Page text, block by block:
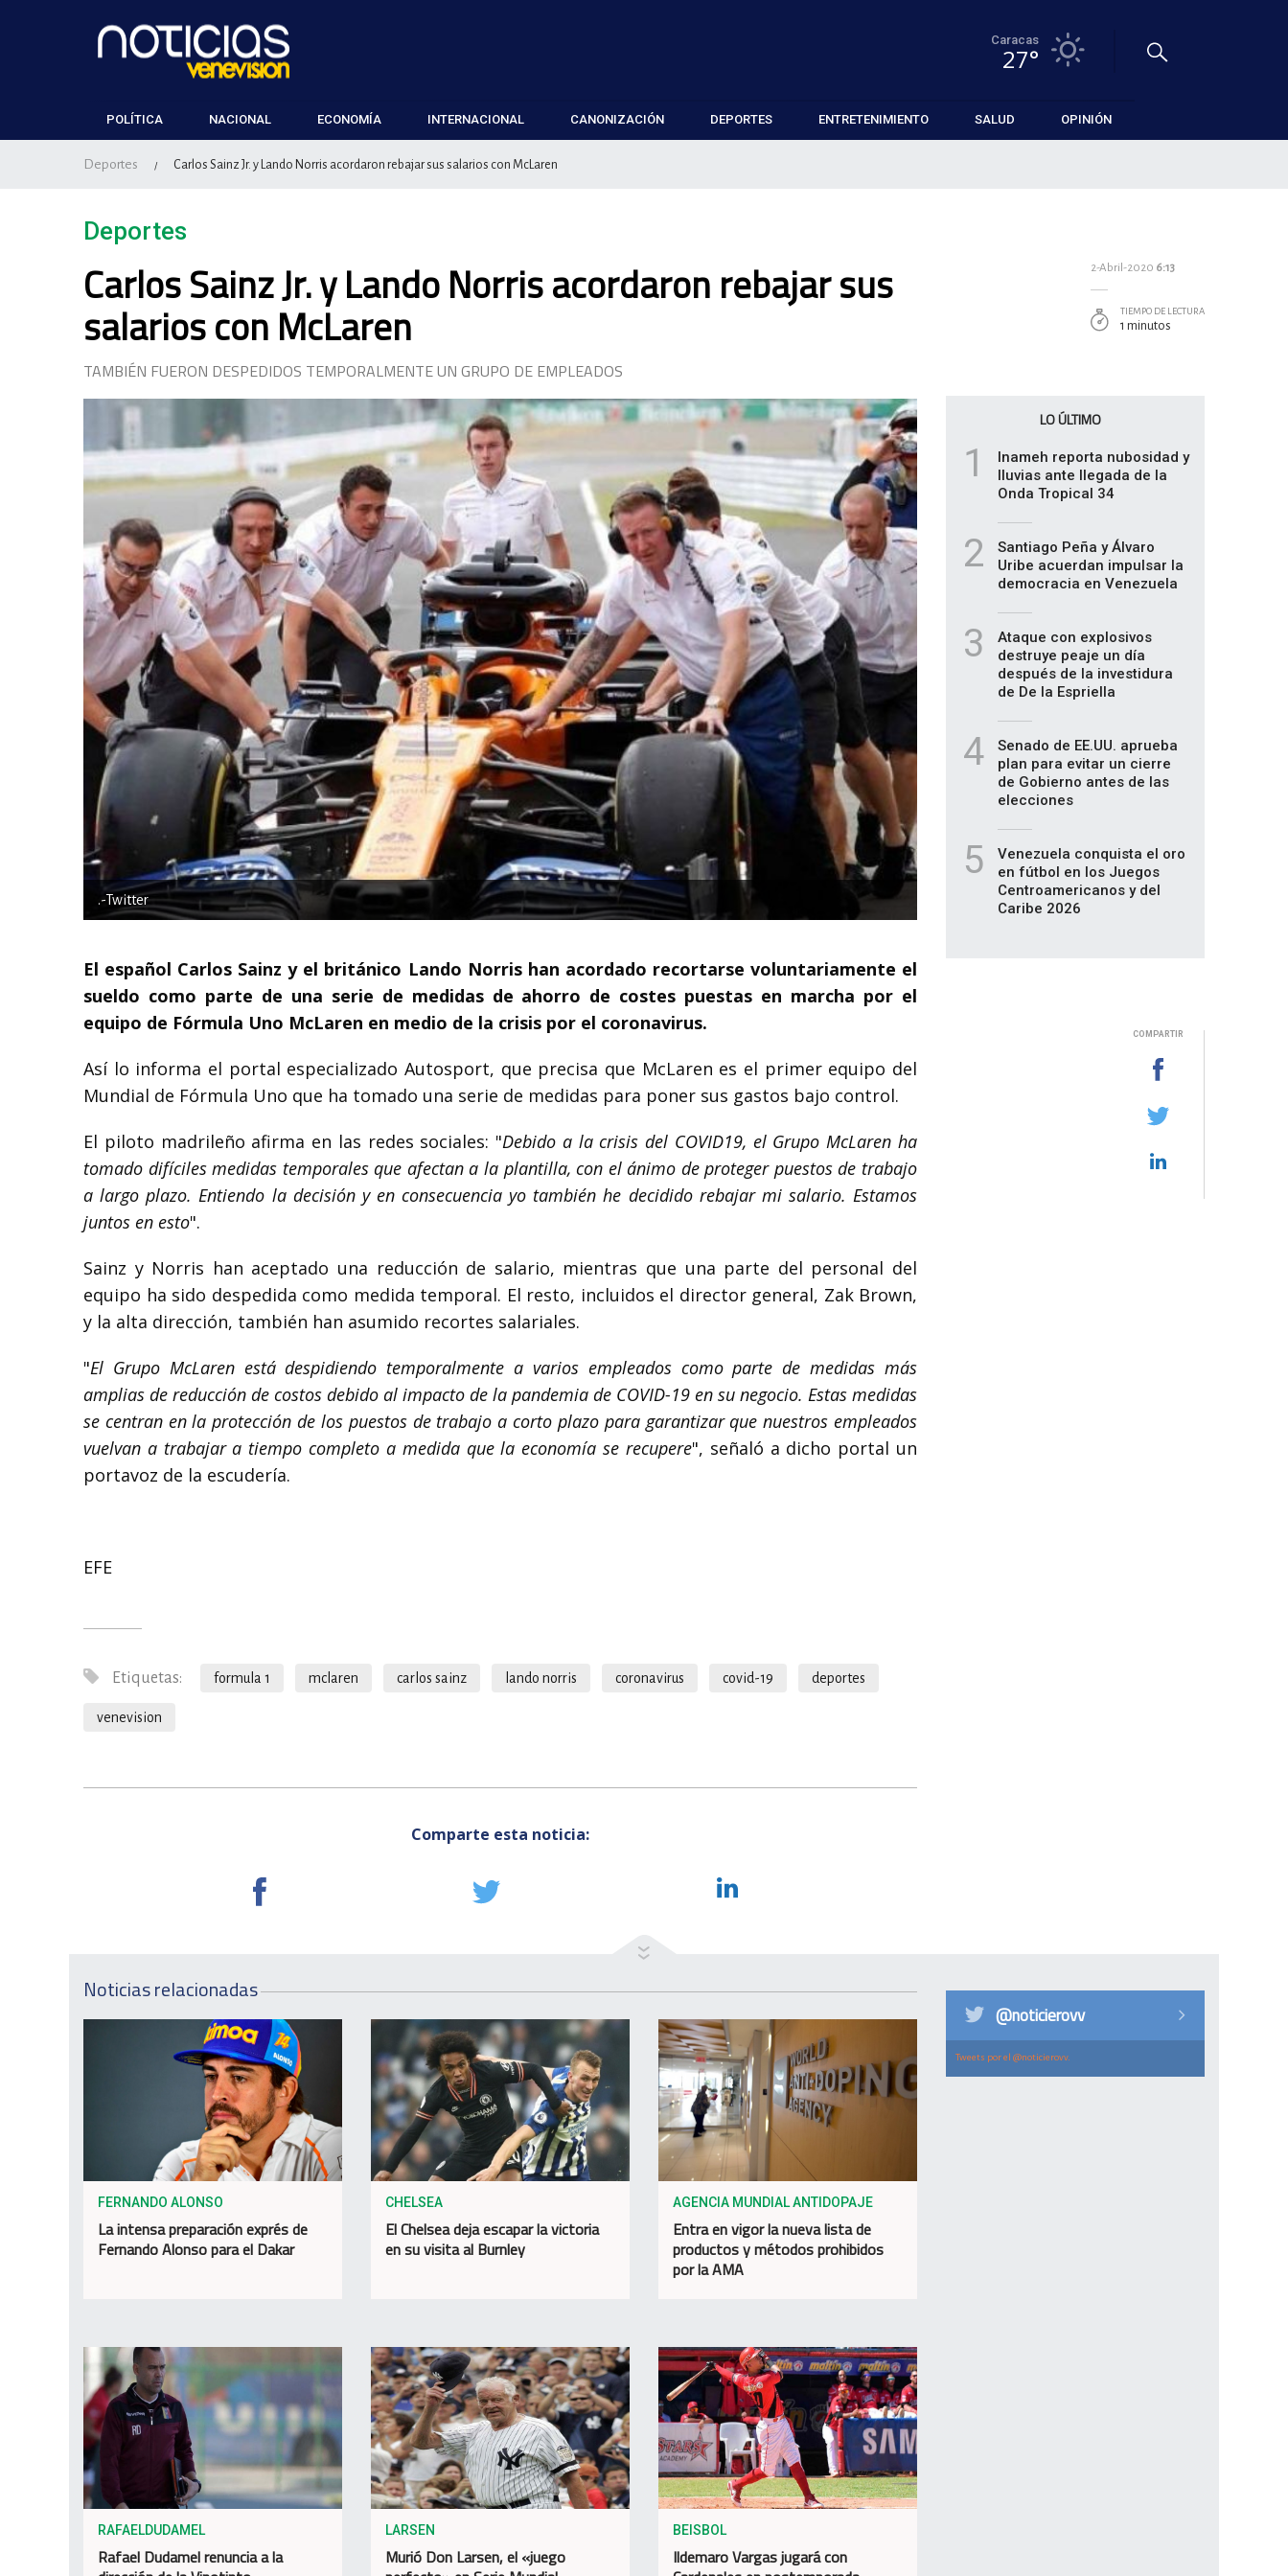
Caracas
27°
POLÍTICA NACIONAL ECONOMÍA INTERNACIONAL CANONIZACIÓN DEPORTES ENTRETENIMIENTO SALUD OPINIÓN
Deportes / Carlos Sainz Jr. y Lando Norris acordaron rebajar sus salarios con McLaren
Deportes
Carlos Sainz Jr. y Lando Norris acordaron rebajar sus
salarios con McLaren
TAMBIÉN FUERON DESPEDIDOS TEMPORALMENTE UN GRUPO DE EMPLEADOS
.-Twitter
El español Carlos Sainz y el británico Lando Norris han acordado recortarse voluntariamente el
sueldo como parte de una serie de medidas de ahorro de costes puestas en marcha por el
equipo de Fórmula Uno McLaren en medio de la crisis por el coronavirus.
Así lo informa el portal especializado Autosport, que precisa que McLaren es el primer equipo del
Mundial de Fórmula Uno que ha tomado una serie de medidas para poner sus gastos bajo control.
El piloto madrileño afirma en las redes sociales: "Debido a la crisis del COVID19, el Grupo McLaren ha
tomado difíciles medidas temporales que afectan a la plantilla, con el ánimo de proteger puestos de trabajo
a largo plazo. Entiendo la decisión y en consecuencia yo también he decidido rebajar mi salario. Estamos
juntos en esto".
Sainz y Norris han aceptado una reducción de salario, mientras que una parte del personal del
equipo ha sido despedida como medida temporal. El resto, incluidos el director general, Zak Brown,
y la alta dirección, también han asumido recortes salariales.
"El Grupo McLaren está despidiendo temporalmente a varios empleados como parte de medidas más
amplias de reducción de costos debido al impacto de la pandemia de COVID-19 en su negocio. Estas medidas
se centran en la protección de los puestos de trabajo a corto plazo para garantizar que nuestros empleados
vuelvan a trabajar a tiempo completo a medida que la economía se recupere", señaló a dicho portal un
portavoz de la escudería.
EFE
Etiquetas: formula 1 mclaren carlos sainz lando norris coronavirus covid-19 deportes
venevision
Comparte esta noticia:
2-Abril-2020 6:13
TIEMPO DE LECTURA
1 minutos
LO ÚLTIMO
1
Inameh reporta nubosidad y
lluvias ante llegada de la
Onda Tropical 34
2
Santiago Peña y Álvaro
Uribe acuerdan impulsar la
democracia en Venezuela
3
Ataque con explosivos
destruye peaje un día
después de la investidura
de De la Espriella
4
Senado de EE.UU. aprueba
plan para evitar un cierre
de Gobierno antes de las
elecciones
5
Venezuela conquista el oro
en fútbol en los Juegos
Centroamericanos y del
Caribe 2026
COMPARTIR
Noticias relacionadas
FERNANDO ALONSO
La intensa preparación exprés de
Fernando Alonso para el Dakar
CHELSEA
El Chelsea deja escapar la victoria
en su visita al Burnley
AGENCIA MUNDIAL ANTIDOPAJE
Entra en vigor la nueva lista de
productos y métodos prohibidos
por la AMA
RAFAELDUDAMEL
Rafael Dudamel renuncia a la
LARSEN
Murió Don Larsen, el «juego
BEISBOL
Ildemaro Vargas jugará con
@noticierovv
Tweets por el @noticierovv.